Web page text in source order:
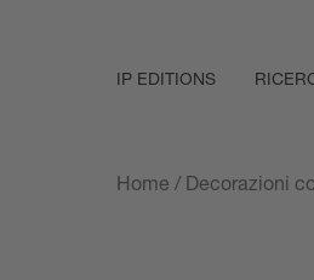
IP EDITIONS
Home / Decorazioni